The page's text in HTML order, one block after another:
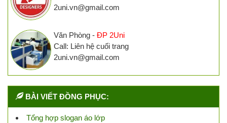
2uni.vn@gmail.com
Văn Phòng - ĐP 2Uni
Call: Liên hệ cuối trang
2uni.vn@gmail.com
BÀI VIẾT ĐỒNG PHỤC:
Tổng hợp slogan áo lớp